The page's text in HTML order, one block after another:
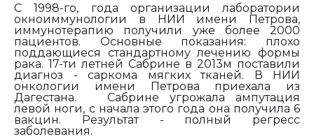
С 1998-го, года организации лаборатории
окноиммунологии в НИИ имени Петрова,
иммунотерапию получили уже более 2000
пациентов. Основные показания: плохо
поддающиеся стандартному лечению формы
рака. 17-ти летней Сабрине в 2013м поставили
диагноз - саркома мягких тканей. В НИИ
онкологии имени Петрова приехала из
Дагестана. Сабрине угрожала ампутация
левой ноги, с начала этого года она получила 6
вакцин. Результат - полный регресс
заболевания.